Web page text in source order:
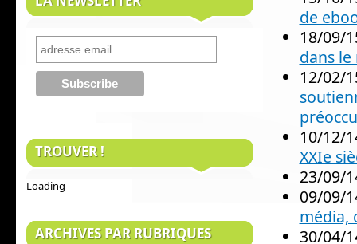
de
18/09/
dans
12/02/
10/12/
XXIe
23/09/
09/09/
média,
30/04/
TROUVER !
Loading
ARCHIVES PAR RUBRIQUES